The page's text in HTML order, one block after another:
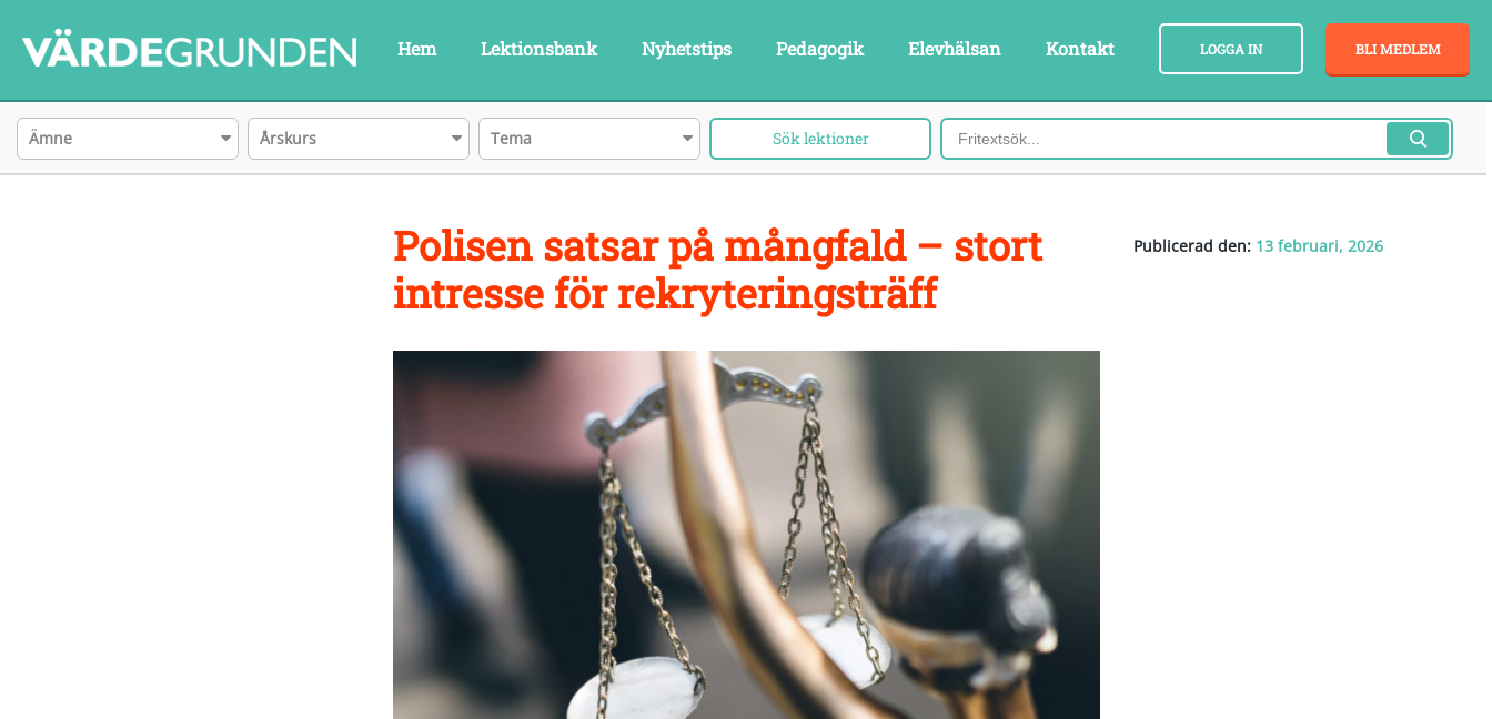
BLI MEDLEM
LOGGA IN
Hem Lektionsbank Nyhetstips Pedagogik Elevhälsan Kontakt
Ämne Årskurs Tema
Publicerad den: 13 februari, 2026
Polisen satsar på mångfald – stort
intresse för rekryteringsträff